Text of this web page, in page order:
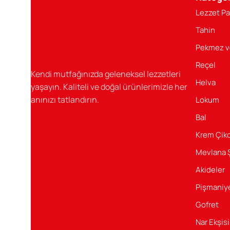
Şener ürünleri, her öğününüzü şenlendirecek, özel
Şener Gıda’nın sağlıklı ve lezzetli ürünleri ile her
tatlandırın.
Kendi mutfağınızda geleneksel lezzetleri
yaşayın. Kaliteli ve doğal ürünlerimizle her
anınızı tatlandırın.
Lezzet
Tahin
Pekmez
Reçel
Helva
Lokum
Bal
Krem
Mevlana
Akideler
Gofret
Nar Ekşisi